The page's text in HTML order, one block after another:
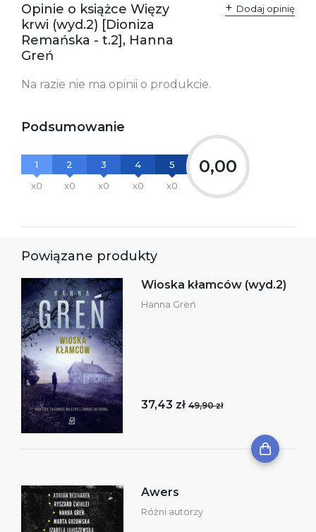
Ostrzeżenia oraz
informacje dotyczące
Opinie o książce Więzy
krwi (wyd.2) [Dioniza
Remańska - t.2], Hanna
Greń
Dodaj opinię
Na razie nie ma opinii o produkcie.
Podsumowanie
1
x0
2
x0
3
x0
4
x0
5
x0
0,00
Powiązane produkty
Wioska kłamców (wyd.2)
Hanna Greń
37,43 zł 49,90 zł
Awers
Różni autorzy